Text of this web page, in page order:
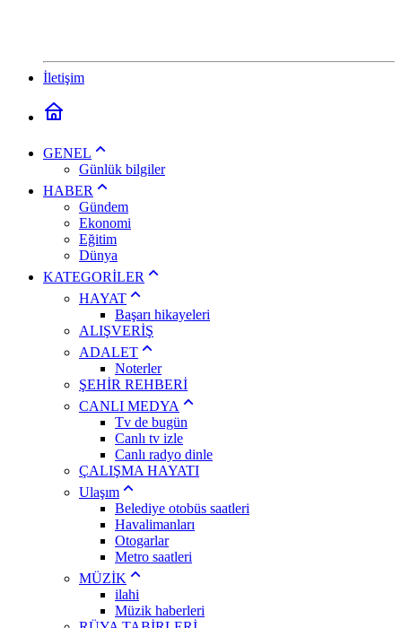
İletişim
GENEL
Günlük bilgiler
HABER
Gündem
Ekonomi
Eğitim
Dünya
KATEGORİLER
HAYAT
Başarı hikayeleri
ALIŞVERİŞ
ADALET
Noterler
ŞEHİR REHBERİ
CANLI MEDYA
Tv de bugün
Canlı tv izle
Canlı radyo dinle
ÇALIŞMA HAYATI
Ulaşım
Belediye otobüs saatleri
Havalimanları
Otogarlar
Metro saatleri
MÜZİK
ilahi
Müzik haberleri